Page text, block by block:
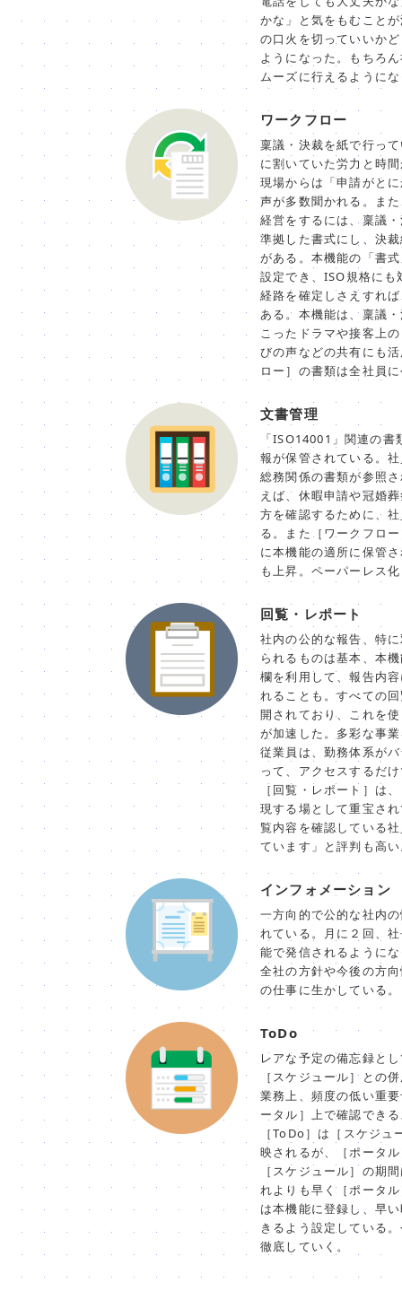
かな」と気をもむこと
の口火を切っていいか
ようになった。もちろ
ムーズに行えるように
ワークフロー
稟議・決裁を紙で行っ
に割いていた労力と時
現場からは「申請がと
声が多数聞かれる。ま
経営をするには、稟議
準拠した書式にし、決
がある。本機能の「書
設定でき、ISO規格に
経路を確定しさえすれ
ある。本機能は、稟議
こったドラマや接客上
びの声などの共有にも
ロー］の書類は全社員
文書管理
「ISO14001」関連の
報が保管されている。
総務関係の書類が参照
えば、休暇申請や冠婚
方を確認するために、
る。また［ワークフロ
に本機能の適所に保管
も上昇。ペーパーレス
回覧・レポート
社内の公的な報告、特
られるものは基本、本
欄を利用して、報告内
れることも。すべての
開されており、これを
が加速した。多彩な事
従業員は、勤務体系が
って、アクセスするだ
［回覧・レポート］は
現する場として重宝さ
覧内容を確認している
ています」と評判も高
インフォメーション
一方向的で公的な社内
れている。月に２回、
能で発信されるように
全社の方針や今後の方
の仕事に生かしている。
ToDo
レアな予定の備忘録と
［スケジュール］との
業務上、頻度の低い重
ータル］上で確認でき
［ToDo］は［スケジ
映されるが、［ポータ
［スケジュール］の期
れよりも早く［ポータ
は本機能に登録し、早
きるよう設定している
徹底していく。